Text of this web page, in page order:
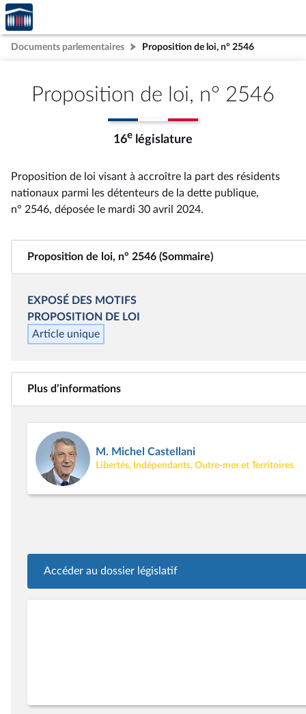
Aller au contenu
Aller en bas de la page
Accèder
à la
page
d'accueil
Documents parlementaires Proposition de loi, n° 2546
Proposition de loi, n° 2546
16e législature
Proposition de loi visant à accroître la part des résidents
nationaux parmi les détenteurs de la dette publique,
n° 2546, déposée le mardi 30 avril 2024.
Proposition de loi, n° 2546 (Sommaire)
EXPOSÉ DES MOTIFS
PROPOSITION DE LOI
Article unique
Plus d’informations
M. Michel Castellani
Libertés, Indépendants, Outre-mer et Territoires
Accéder au dossier législatif